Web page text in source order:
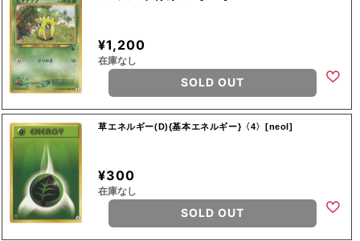
¥1,200
在庫なし
SOLD OUT
草エネルギー(D){基本エネルギー}〈4〉[neoI]
¥300
在庫なし
SOLD OUT